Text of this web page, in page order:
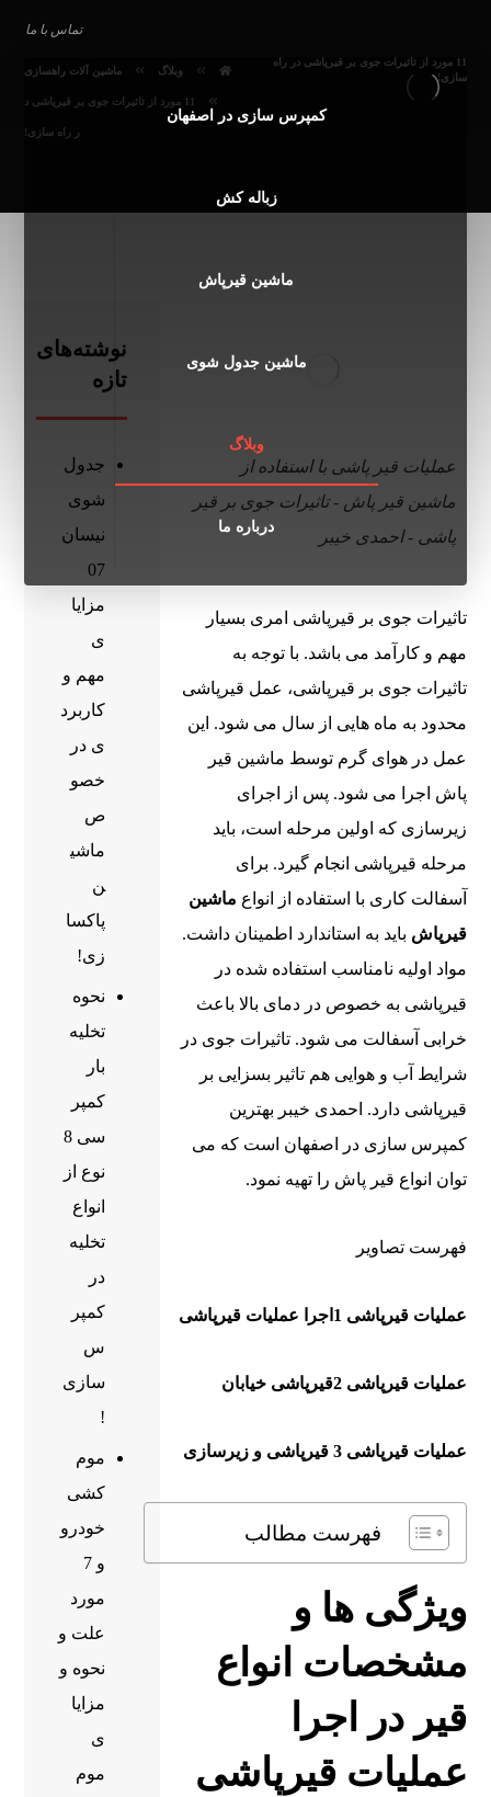
تماس با ما
کمپرس سازی در اصفهان
زباله کش
ماشین قیرپاش
ماشین جدول شوی
وبلاگ
درباره ما
11 مورد از تاثیرات جوی بر قیرپاشی در راه
سازی!
وبلاگ ماشین آلات راهسازی
11 مورد از تاثیرات جوی بر قیرپاشی د
ر راه سازی!
عملیات قیر پاشی با استفاده از
ماشین قیر پاش - تاثیرات جوی بر قیر
پاشی - احمدی خیبر
تاثیرات جوی بر قیرپاشی امری بسیار
مهم و کارآمد می‌ باشد. با توجه به
تاثیرات جوی بر قیرپاشی، عمل قیرپاشی
محدود به ماه ‌هایی از سال می‌ شود. این
عمل در هوای گرم توسط ماشین قیر
پاش اجرا می‌ شود. پس از اجرای
زیرسازی که اولین مرحله است، باید
مرحله قیرپاشی انجام گیرد. برای
آسفالت کاری با استفاده از انواع ماشین
قیرپاش باید به استاندارد اطمینان داشت.
مواد اولیه‌ نامناسب استفاده شده در
قیرپاشی به خصوص در دمای بالا باعث
خرابی آسفالت می ‌شود. تاثیرات جوی در
شرایط آب و هوایی هم تاثیر بسزایی بر
قیرپاشی دارد. احمدی خیبر بهترین
کمپرس سازی در اصفهان است که می
توان انواع قیر پاش را تهیه نمود.
فهرست تصاویر
عملیات قیرپاشی 1اجرا عملیات قیرپاشی
عملیات قیرپاشی 2قیرپاشی خیابان
عملیات قیرپاشی 3 قیرپاشی و زیرسازی
فهرست مطالب
ویژگی ‌ها و
مشخصات انواع
قیر در اجرا
عملیات قیرپاشی
نوشته‌های
تازه
جدول
شوی
نیسان
07
مزایا
ی
مهم و
کاربرد
ی در
خصو
ص
ماشی
ن
پاکسا
زی!
نحوه
تخلیه
بار
کمپر
سی 8
نوع از
انواع
تخلیه
در
کمپر
س
سازی
!
موم
کشی
خودرو
و 7
مورد
علت و
نحوه و
مزایا
ی
موم